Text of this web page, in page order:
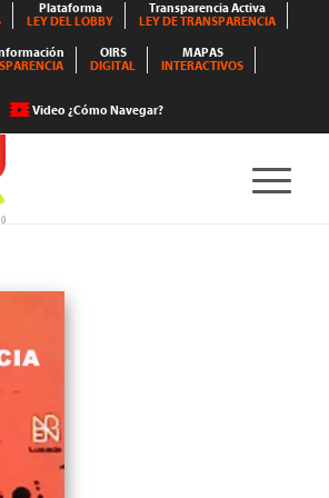
Plataforma
LEY DEL LOBBY
Transparencia Activa
LEY DE TRANSPARENCIA
OIRS
DIGITAL
MAPAS
INTERACTIVOS
Video ¿Cómo Navegar?